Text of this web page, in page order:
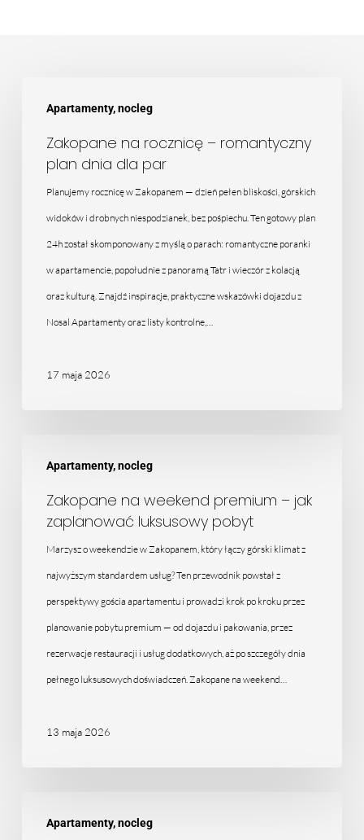
Apartamenty, nocleg
rocznicę
romantyczny
plan
dnia
Zakopane na rocznicę – romantyczny
plan dnia dla par
Planujemy rocznicę w Zakopanem — dzień pełen bliskości, górskich
widoków i drobnych niespodzianek, bez pośpiechu. Ten gotowy plan
24h został skomponowany z myślą o parach: romantyczne poranki
w apartamencie, popołudnie z panoramą Tatr i wieczór z kolacją
oraz kulturą. Znajdź inspiracje, praktyczne wskazówki dojazdu z
Nosal Apartamenty oraz listy kontrolne,…
17 maja 2026
Apartamenty, nocleg
weekend
premium
zaplanować
luksusowy
pobyt
Zakopane na weekend premium – jak
zaplanować luksusowy pobyt
Marzysz o weekendzie w Zakopanem, który łączy górski klimat z
najwyższym standardem usług? Ten przewodnik powstał z
perspektywy gościa apartamentu i prowadzi krok po kroku przez
planowanie pobytu premium — od dojazdu i pakowania, przez
rezerwacje restauracji i usług dodatkowych, aż po szczegóły dnia
pełnego luksusowych doświadczeń. Zakopane na weekend…
13 maja 2026
Apartamenty, nocleg
wybrać